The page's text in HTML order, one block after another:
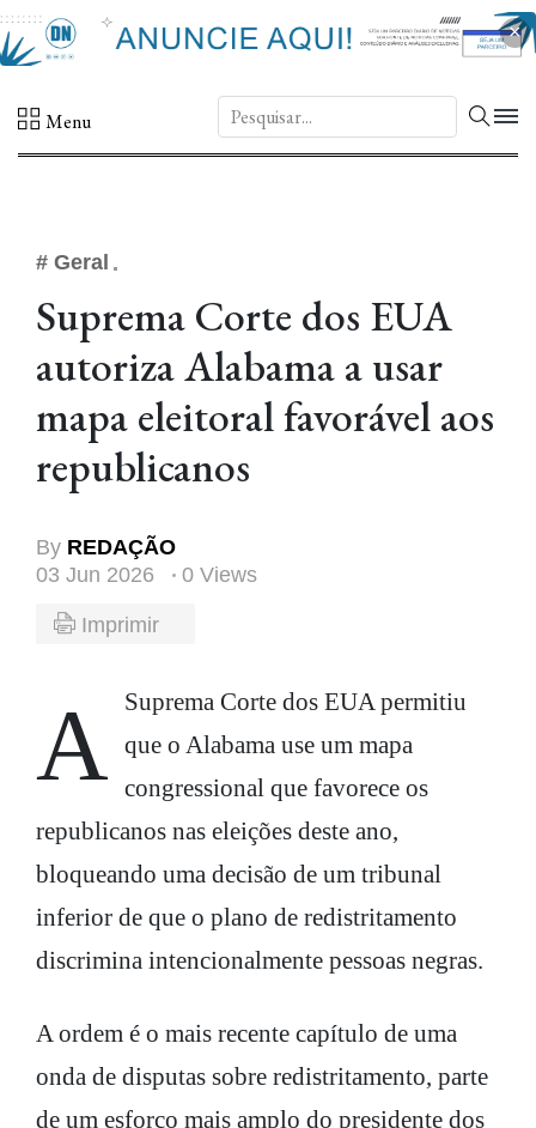
×
Menu DN.
# Geral
Suprema Corte dos EUA
autoriza Alabama a usar
mapa eleitoral favorável aos
republicanos
By REDAÇÃO
03 Jun 2026
0 Views
Imprimir
A Suprema Corte dos EUA permitiu que o Alabama use um mapa
congressional que favorece os
republicanos nas eleições deste ano,
bloqueando uma decisão de um tribunal
inferior de que o plano de redistritamento
discrimina intencionalmente pessoas negras.
A ordem é o mais recente capítulo de uma
onda de disputas sobre redistritamento, parte
de um esforço mais amplo do presidente dos